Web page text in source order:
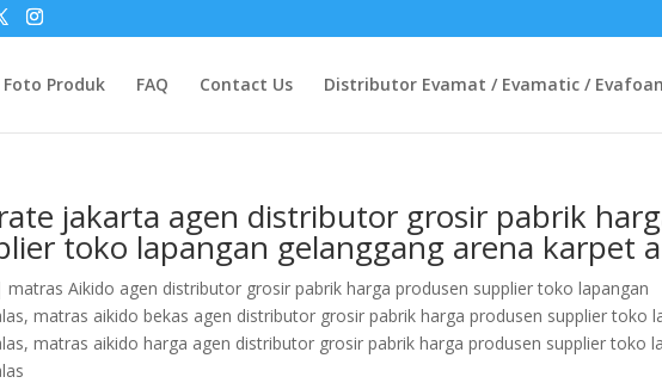
Foto Produk FAQ Contact Us Distributor Evamat / Evamatic /
jakarta agen distributor grosir pabrik
toko lapangan gelanggang arena karpet
matras Aikido agen distributor grosir pabrik harga produsen supplier toko lapangan
,matras aikido bekas agen distributor grosir pabrik harga produsen supplier toko
,matras aikido harga agen distributor grosir pabrik harga produsen supplier toko